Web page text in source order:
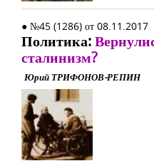
● №45 (1286) от 08.11.2017
Политика:
сталинизм?
Юрий ТРИФОНОВ-РЕПИН